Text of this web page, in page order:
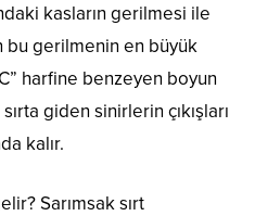
kasların gerilmesi ile
bu gerilmenin en büyük
harfine benzeyen boyun
giden sinirlerin çıkışları
kalır.
Sarımsak sırt